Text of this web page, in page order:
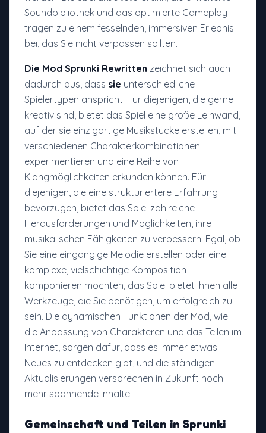
Soundbibliothek und das optimierte Gameplay
tragen zu einem fesselnden, immersiven Erlebnis
bei, das Sie nicht verpassen sollten.
Die Mod Sprunki Rewritten zeichnet sich auch
dadurch aus, dass sie unterschiedliche
Spielertypen anspricht. Für diejenigen, die gerne
kreativ sind, bietet das Spiel eine große Leinwand,
auf der sie einzigartige Musikstücke erstellen, mit
verschiedenen Charakterkombinationen
experimentieren und eine Reihe von
Klangmöglichkeiten erkunden können. Für
diejenigen, die eine strukturiertere Erfahrung
bevorzugen, bietet das Spiel zahlreiche
Herausforderungen und Möglichkeiten, ihre
musikalischen Fähigkeiten zu verbessern. Egal, ob
Sie eine eingängige Melodie erstellen oder eine
komplexe, vielschichtige Komposition
komponieren möchten, das Spiel bietet Ihnen alle
Werkzeuge, die Sie benötigen, um erfolgreich zu
sein. Die dynamischen Funktionen der Mod, wie
die Anpassung von Charakteren und das Teilen im
Internet, sorgen dafür, dass es immer etwas
Neues zu entdecken gibt, und die ständigen
Aktualisierungen versprechen in Zukunft noch
mehr spannende Inhalte.
Gemeinschaft und Teilen in Sprunki